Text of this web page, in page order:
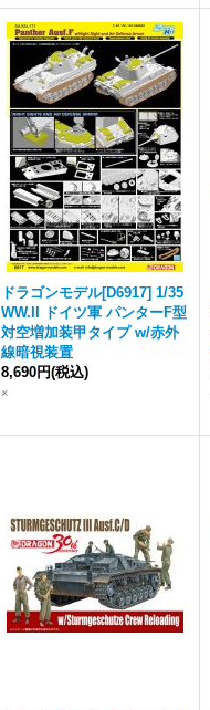
ドラゴンモデル[D6917] 1/35
WW.II ドイツ軍 パンターF型
対空増加装甲タイプ w/赤外
線暗視装置
8,690円(税込)
×